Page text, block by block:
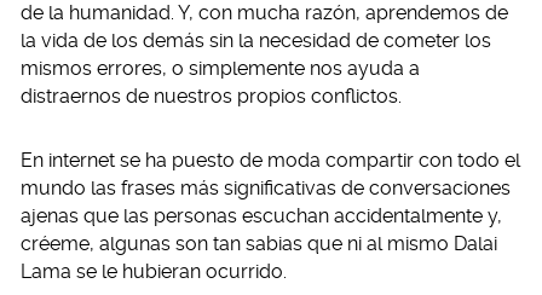
de la humanidad. Y, con mucha razón, aprendemos de
la vida de los demás sin la necesidad de cometer los
mismos errores, o simplemente nos ayuda a
distraernos de nuestros propios conflictos.
En internet se ha puesto de moda compartir con todo el
mundo las frases más significativas de conversaciones
ajenas que las personas escuchan accidentalmente y,
créeme, algunas son tan sabias que ni al mismo Dalai
Lama se le hubieran ocurrido.